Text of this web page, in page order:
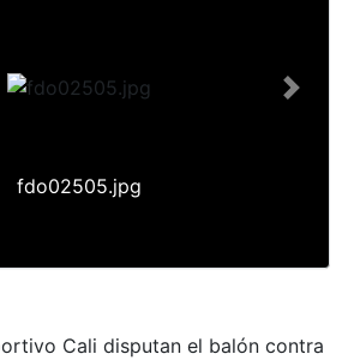
fdo02505.jpg
Next
Cali disputan el balón contra